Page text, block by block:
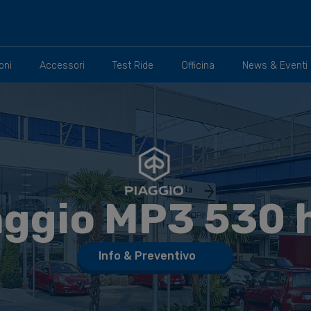
Accessori Test Ride Officina News & Eventi
MP3 530
Info & Preventivo